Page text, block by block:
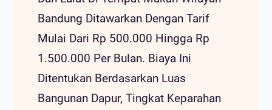
Bandung Ditawarkan Dengan Tarif
Mulai Dari Rp 500.000 Hingga Rp
1.500.000 Per Bulan. Biaya Ini
Ditentukan Berdasarkan Luas
Bangunan Dapur, Tingkat Keparahan